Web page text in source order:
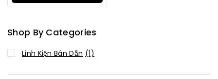
Hàng
Shop By Categories
Linh Kiện Bán Dẫn (1)